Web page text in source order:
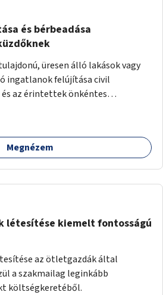
és bérbeadása
üresen álló lakások vagy
ingatlanok felújítása civil
az érintettek önkéntes
Megnézem
létesítése kiemelt fontosságú
az ötletgazdák által
a szakmailag leginkább
költségkeretéből.